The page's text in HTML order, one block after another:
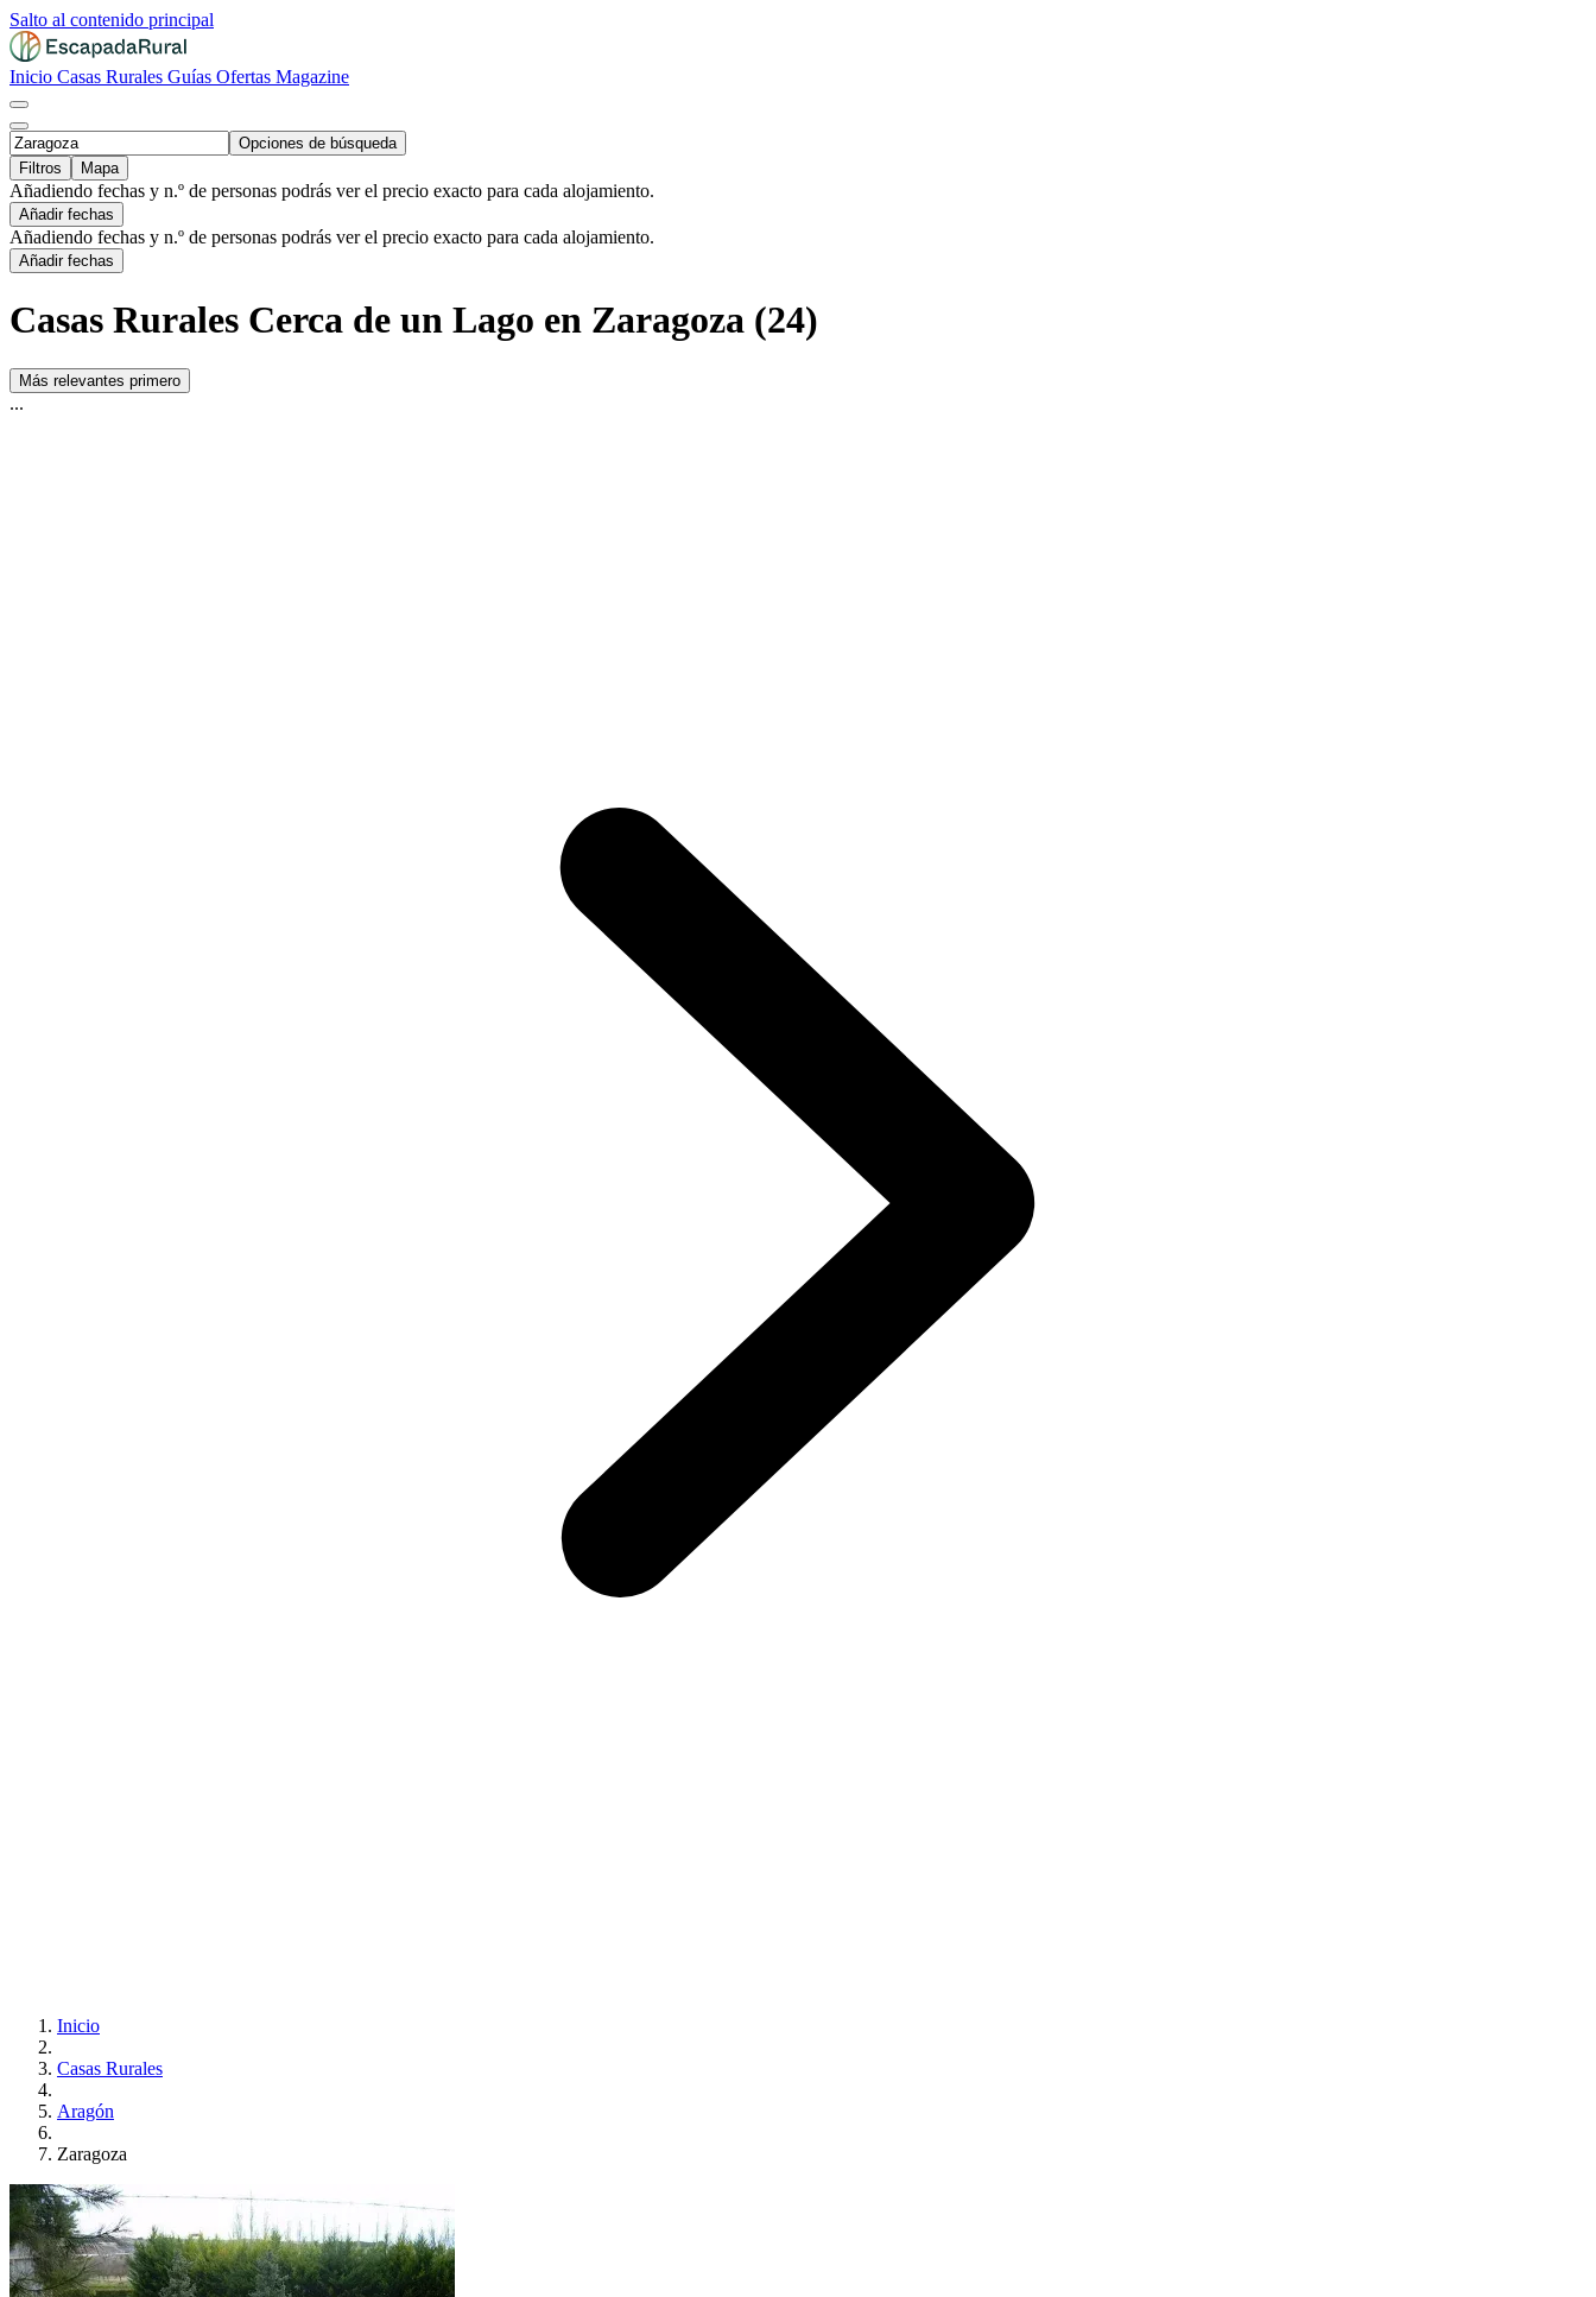
Salto al contenido principal
Inicio Casas Rurales Guías Ofertas Magazine
Opciones de búsqueda
Filtros
Mapa
Añadiendo fechas y n.º de personas podrás ver el precio exacto para cada alojamiento.
Añadir fechas
Añadiendo fechas y n.º de personas podrás ver el precio exacto para cada alojamiento.
Añadir fechas
Casas Rurales Cerca de un Lago en Zaragoza (24)
Más relevantes primero
...
Inicio
Casas Rurales
Aragón
Zaragoza